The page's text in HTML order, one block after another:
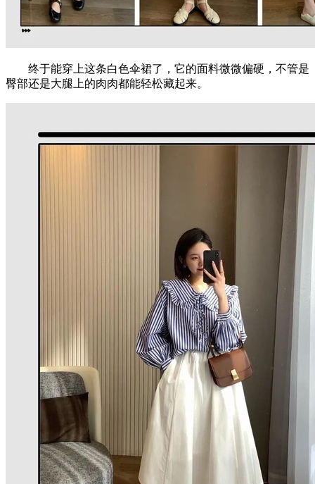
终于能穿上这条白色伞裙了，它的面料微微偏硬，不管是
臀部还是大腿上的肉肉都能轻松藏起来。